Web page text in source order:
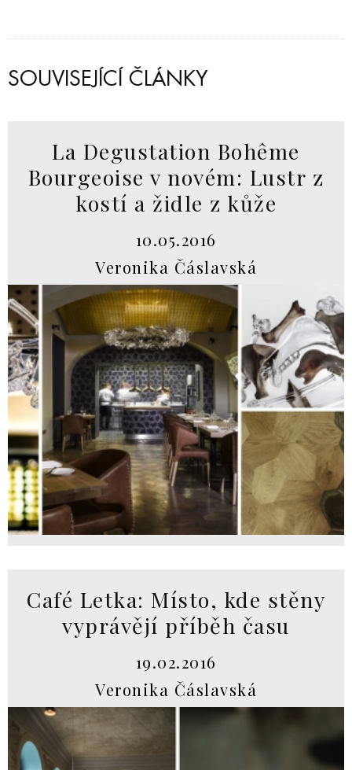
SOUVISEJÍCÍ ČLÁNKY
La Degustation Bohême
Bourgeoise v novém: Lustr z
kostí a židle z kůže
10.05.2016
Veronika Čáslavská
Café Letka: Místo, kde stěny
vyprávějí příběh času
19.02.2016
Veronika Čáslavská